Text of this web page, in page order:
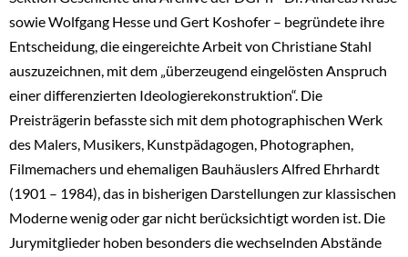
sowie Wolfgang Hesse und Gert Koshofer – begründete ihre
Entscheidung, die eingereichte Arbeit von Christiane Stahl
auszuzeichnen, mit dem „überzeugend eingelösten Anspruch
einer differenzierten Ideologierekonstruktion“. Die
Preisträgerin befasste sich mit dem photographischen Werk
des Malers, Musikers, Kunstpädagogen, Photographen,
Filmemachers und ehemaligen Bauhäuslers Alfred Ehrhardt
(1901 – 1984), das in bisherigen Darstellungen zur klassischen
Moderne wenig oder gar nicht berücksichtigt worden ist. Die
Jurymitglieder hoben besonders die wechselnden Abstände